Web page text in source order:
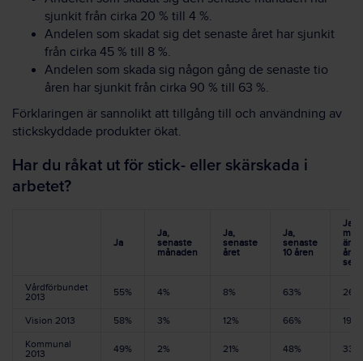
sjunkit från cirka 20 % till 4 %.
Andelen som skadat sig det senaste året har sjunkit
från cirka 45 % till 8 %.
Andelen som skada sig någon gång de senaste tio
åren har sjunkit från cirka 90 % till 63 %.
Förklaringen är sannolikt att tillgång till och användning av
stickskyddade produkter ökat.
Har du råkat ut för stick- eller skärskada i
arbetet?
Ja
Ja,
senaste
månaden
Ja,
senaste
året
Ja,
senaste
10 åren
Ja,
mer
än
år
Vårdförbundet
2013
55% 4% 8% 63% 26%
Vision 2013 58% 3% 12% 66% 19%
Kommunal
2013
49% 2% 21% 48% 33%